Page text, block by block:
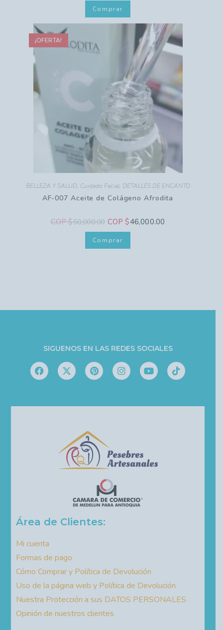
Comprar
¡OFERTA!
BELLEZA Y SALUD, Cuidado Facial, DETALLES DE ENCANTO
AF-007 Aceite de Colágeno Afrodita
COP $50,000.00 COP $46,000.00
Comprar
SIGUENOS EN LAS REDES SOCIALES
Área de Clientes:
Mi cuenta
Formas de pago
Cómo Comprar y Política de Devolución
Uso de la página web y Política de Devolución
Nuestra Protección a sus DATOS PERSONALES
Opinión de nuestros clientes